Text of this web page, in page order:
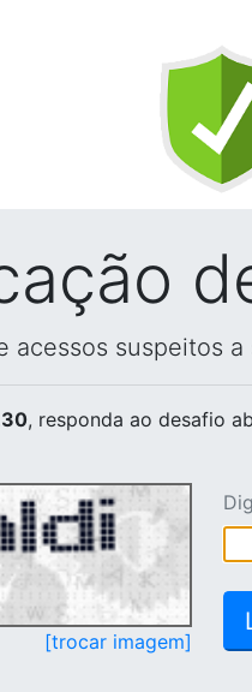
acessos suspeitos
, responda ao desafio
[trocar imagem]